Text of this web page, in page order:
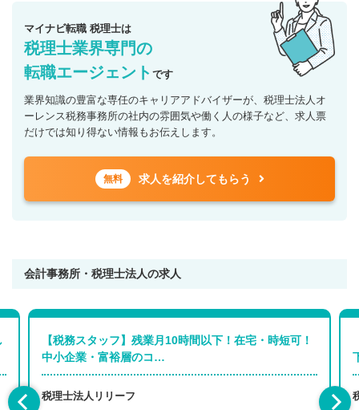
マイナビ転職 税理士は
税理士業界専門の
転職エージェント です
業界知識の豊富な専任のキャリアアドバイザーが、税理士法人オ
ーレンス税務事務所の社内の雰囲気や働く人の様子など、求人票
だけでは知り得ない情報もお伝えします。
無料 求人を紹介してもらう
会計事務所・税理士法人の求人
【税務スタッフ】残業月10時間以下！在宅・時短可！
中小企業・富裕層のコ…
税理士法人リリーフ